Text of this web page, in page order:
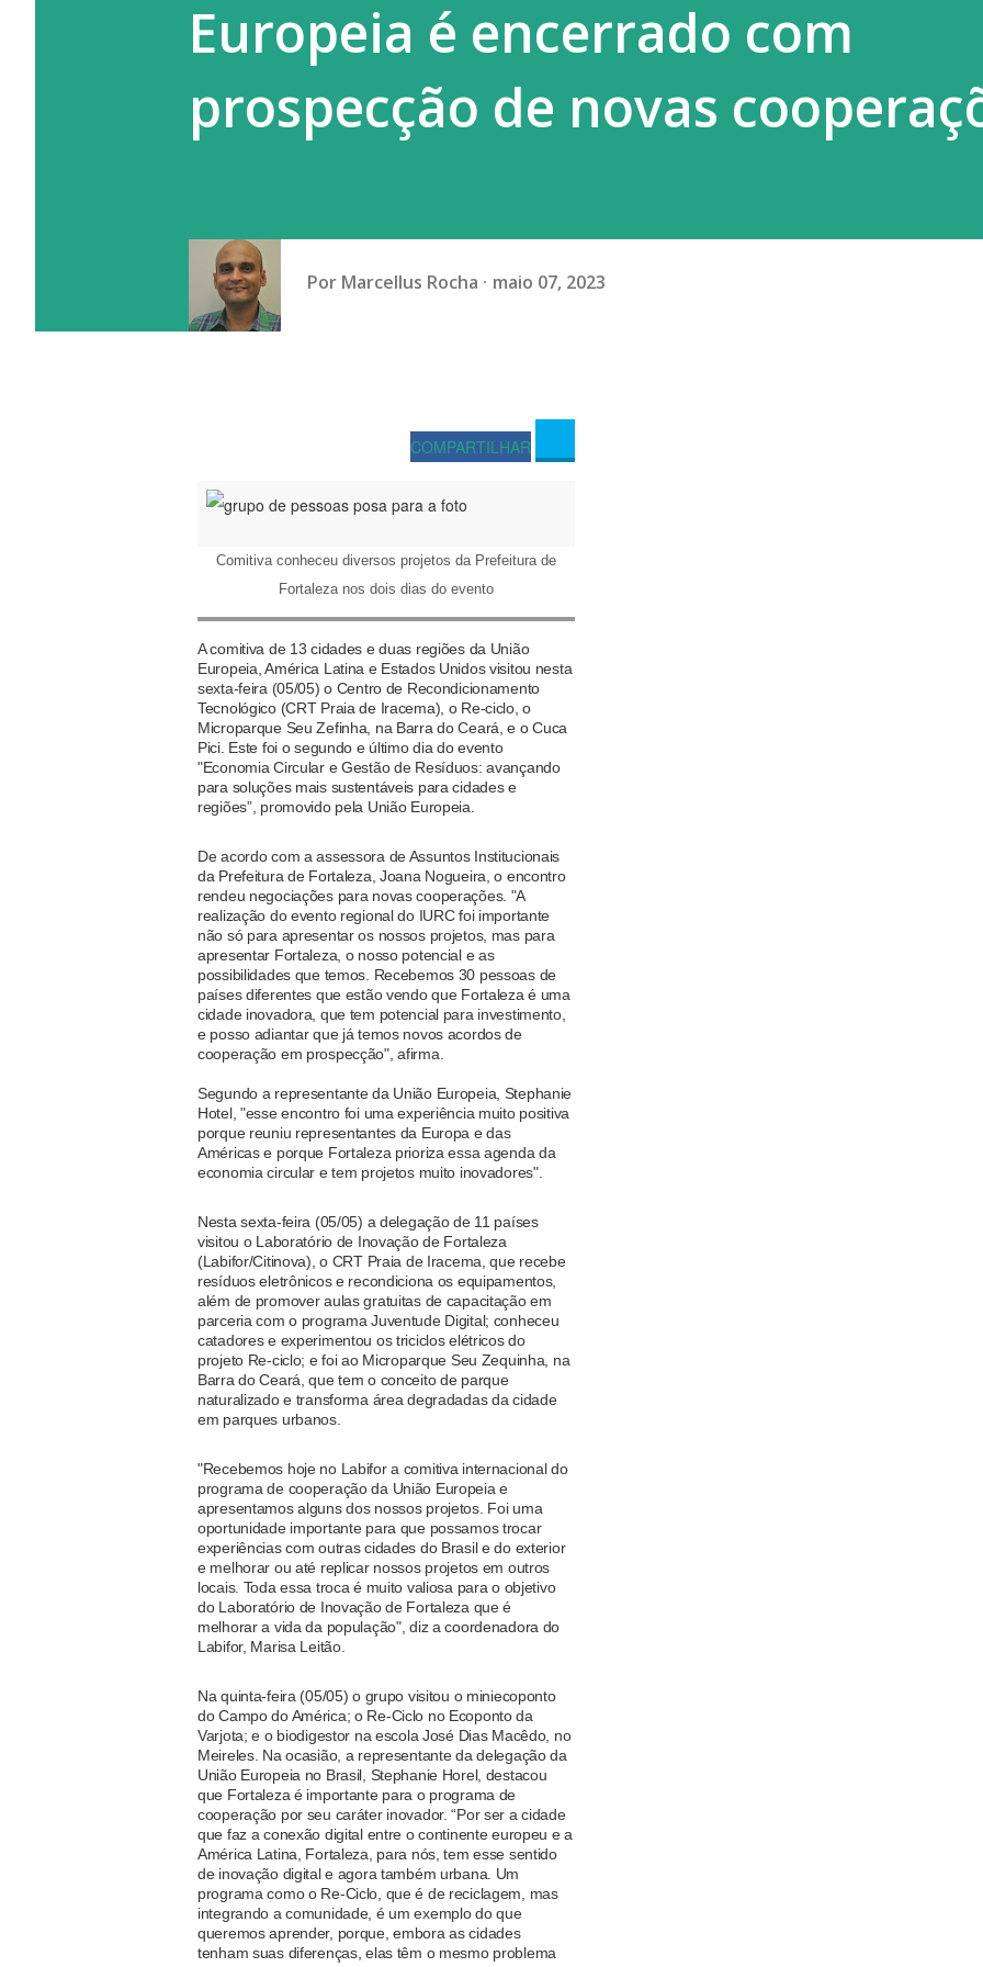
Grosso do Sul e o centro-sul de São Paulo. Há ainda aviso amarelo d...
Europeia é encerrado com
prospecção de novas
Por Marcellus Rocha maio 07, 2023
COMPARTILHAR
Comitiva conheceu diversos projetos da Prefeitura de
Fortaleza nos dois dias do evento
A comitiva de 13 cidades e duas regiões da União
Europeia, América Latina e Estados Unidos visitou nesta
sexta-feira (05/05) o Centro de Recondicionamento
Tecnológico (CRT Praia de Iracema), o Re-ciclo, o
Microparque Seu Zefinha, na Barra do Ceará, e o Cuca
Pici. Este foi o segundo e último dia do evento
"Economia Circular e Gestão de Resíduos: avançando
para soluções mais sustentáveis para cidades e
regiões”, promovido pela União Europeia.
De acordo com a assessora de Assuntos Institucionais
da Prefeitura de Fortaleza, Joana Nogueira, o encontro
rendeu negociações para novas cooperações. "A
realização do evento regional do IURC foi importante
não só para apresentar os nossos projetos, mas para
apresentar Fortaleza, o nosso potencial e as
possibilidades que temos. Recebemos 30 pessoas de
países diferentes que estão vendo que Fortaleza é uma
cidade inovadora, que tem potencial para investimento,
e posso adiantar que já temos novos acordos de
cooperação em prospecção", afirma.
Segundo a representante da União Europeia, Stephanie
Hotel, "esse encontro foi uma experiência muito positiva
porque reuniu representantes da Europa e das
Américas e porque Fortaleza prioriza essa agenda da
economia circular e tem projetos muito inovadores".
Nesta sexta-feira (05/05) a delegação de 11 países
visitou o Laboratório de Inovação de Fortaleza
(Labifor/Citinova), o CRT Praia de Iracema, que recebe
resíduos eletrônicos e recondiciona os equipamentos,
além de promover aulas gratuitas de capacitação em
parceria com o programa Juventude Digital; conheceu
catadores e experimentou os triciclos elétricos do
projeto Re-ciclo; e foi ao Microparque Seu Zequinha, na
Barra do Ceará, que tem o conceito de parque
naturalizado e transforma área degradadas da cidade
em parques urbanos.
"Recebemos hoje no Labifor a comitiva internacional do
programa de cooperação da União Europeia e
apresentamos alguns dos nossos projetos. Foi uma
oportunidade importante para que possamos trocar
experiências com outras cidades do Brasil e do exterior
e melhorar ou até replicar nossos projetos em outros
locais. Toda essa troca é muito valiosa para o objetivo
do Laboratório de Inovação de Fortaleza que é
melhorar a vida da população", diz a coordenadora do
Labifor, Marisa Leitão.
Na quinta-feira (05/05) o grupo visitou o miniecoponto
do Campo do América; o Re-Ciclo no Ecoponto da
Varjota; e o biodigestor na escola José Dias Macêdo, no
Meireles. Na ocasião, a representante da delegação da
União Europeia no Brasil, Stephanie Horel, destacou
que Fortaleza é importante para o programa de
cooperação por seu caráter inovador. “Por ser a cidade
que faz a conexão digital entre o continente europeu e a
América Latina, Fortaleza, para nós, tem esse sentido
de inovação digital e agora também urbana. Um
programa como o Re-Ciclo, que é de reciclagem, mas
integrando a comunidade, é um exemplo do que
queremos aprender, porque, embora as cidades
tenham suas diferenças, elas têm o mesmo problema